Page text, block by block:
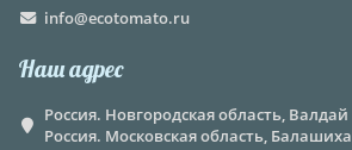
info@ecotomato.ru
Наш адрес
Россия. Новгородская область, Валдай
Россия. Московская область, Балашиха